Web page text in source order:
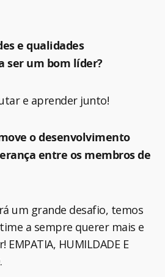
e qualidades
ser um bom líder?
e aprender junto!
o desenvolvimento
entre os membros de
um grande desafio, temos
a sempre querer mais e
HUMILDADE E